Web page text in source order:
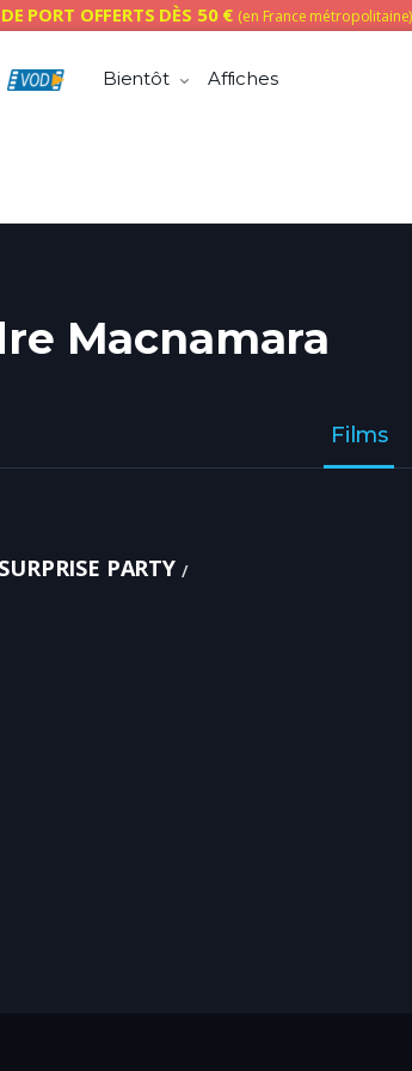
PORT OFFERTS DÈS 50 € (en France métropolitaine)
Bientôt Affiches
Macnamara
Films
SURPRISE PARTY